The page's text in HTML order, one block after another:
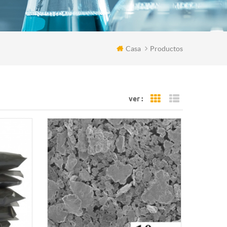
Casa Productos
ver : Grid View